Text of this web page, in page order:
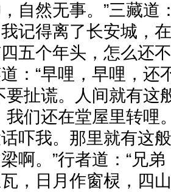
自然无事。”三藏道
记得离了长安城，
五个年头，怎么还
：“早哩，早哩，还
要扯谎。人间就有这
我们还在堂屋里转哩
吓我。那里就有这
啊。”行者道：“兄
，日月作窗棂，四